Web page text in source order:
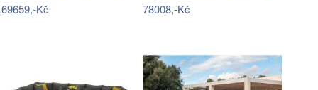
69659,-Kč 78008,-Kč